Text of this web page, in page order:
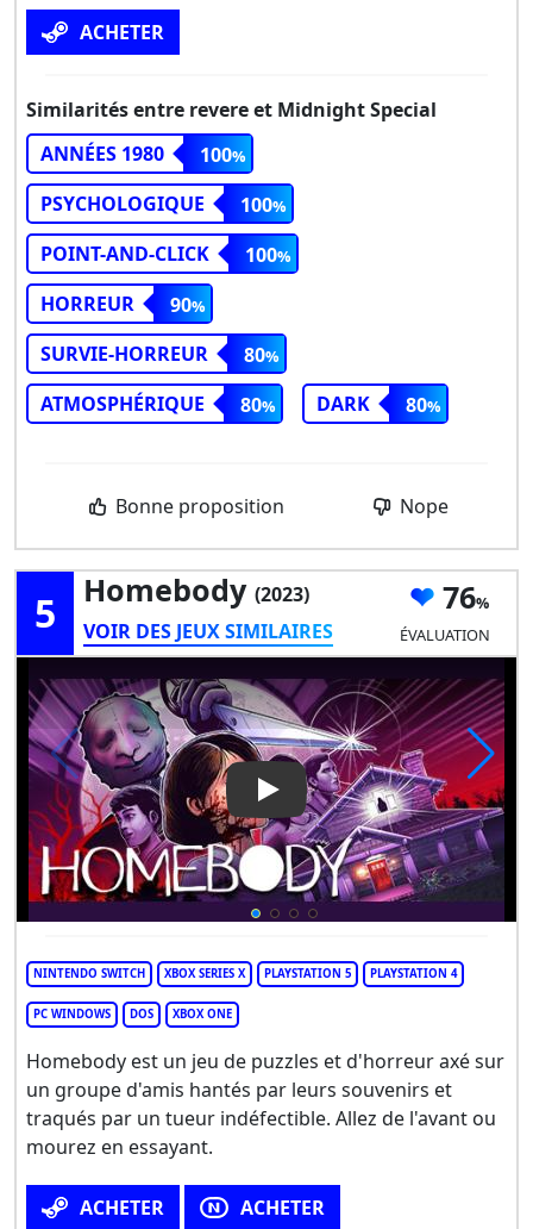
ACHETER
Similarités entre revere et Midnight Special
ANNÉES 1980
100
PSYCHOLOGIQUE
100
POINT-AND-CLICK
100
HORREUR
90
SURVIE-HORREUR
80
ATMOSPHÉRIQUE
80 DARK 80
Bonne proposition Nope
5 Homebody (2023)
VOIR DES JEUX SIMILAIRES
76
ÉVALUATION
Play Video: Homebody
NINTENDO SWITCH XBOX SERIES X PLAYSTATION 5 PLAYSTATION 4
PC WINDOWS DOS XBOX ONE
Homebody est un jeu de puzzles et d'horreur axé sur
un groupe d'amis hantés par leurs souvenirs et
traqués par un tueur indéfectible. Allez de l'avant ou
mourez en essayant.
ACHETER ACHETER